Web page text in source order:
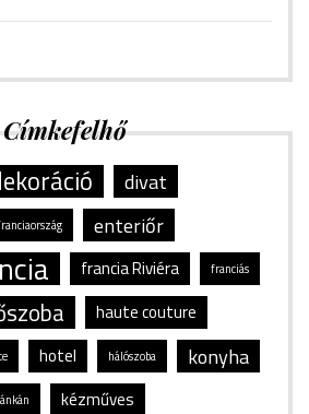
Címkefelhő
divat
enteriőr
francia Riviéra franciás
haute couture
hotel hálószoba konyha
kézműves